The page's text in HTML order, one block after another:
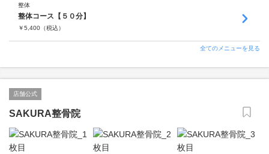
整体
整体コース【５０分】
￥5,400 （税込）
全てのメニューを見る
店舗公式
SAKURA整骨院